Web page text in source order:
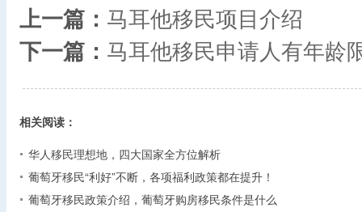
上一篇： 马耳他移民项目介绍
下一篇： 马耳他移民申请人有年龄
相关阅读：
华人移民理想地，四大国家全方位解析
葡萄牙移民“利好”不断，各项福利政策都在提升！
葡萄牙移民政策介绍，葡萄牙购房移民条件是什么